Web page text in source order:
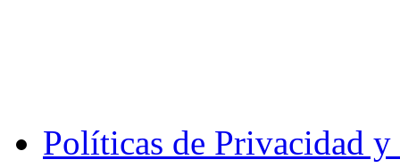
Políticas de Privacidad